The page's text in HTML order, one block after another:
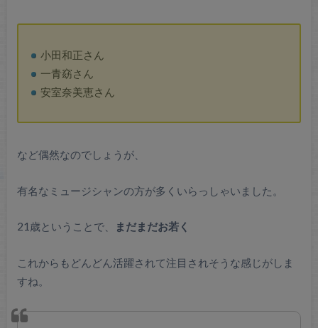
小田和正さん
一青窈さん
安室奈美恵さん
など偶然なのでしょうが、
有名なミュージシャンの方が多くいらっしゃいました。
21歳ということで、 まだまだお若く
これからもどんどん活躍されて注目されそうな感じがしま
すね。